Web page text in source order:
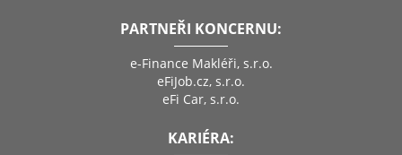
PARTNEŘI KONCERNU:
e-Finance Makléři, s.r.o.
eFiJob.cz, s.r.o.
eFi Car, s.r.o.
KARIÉRA: